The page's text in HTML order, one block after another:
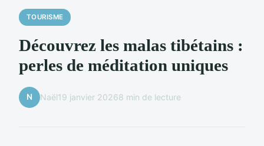
TOURISME
Découvrez les malas tibétains :
perles de méditation uniques
N Naël19 janvier 20268 min de lecture